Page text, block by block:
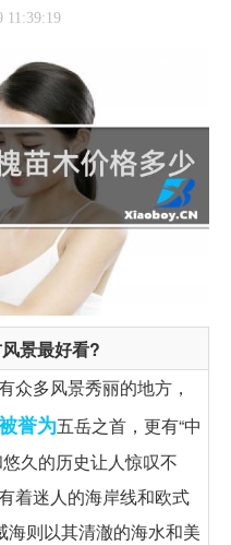
11:39:19
景最好看?
众多风景秀丽的地方，
誉为五岳之首，更有“中
久的历史让人惊叹不
着迷人的海岸线和欧式
海则以其清澈的海水和美